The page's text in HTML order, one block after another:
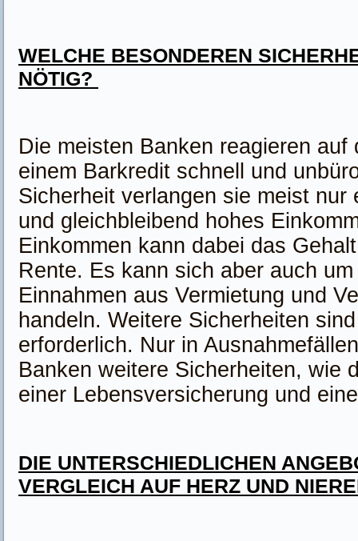
WELCHE BESONDEREN
NÖTIG?
Die meisten Banken reagieren auf
einem Barkredit schnell und
Sicherheit verlangen sie meist nur
und gleichbleibend hohes
Einkommen kann dabei das
Rente. Es kann sich aber auch
Einnahmen aus Vermietung und
handeln. Weitere Sicherheiten
erforderlich. Nur in
Banken weitere Sicherheiten, wie
einer Lebensversicherung und
DIE UNTERSCHIEDLICHEN
VERGLEICH AUF HERZ UND